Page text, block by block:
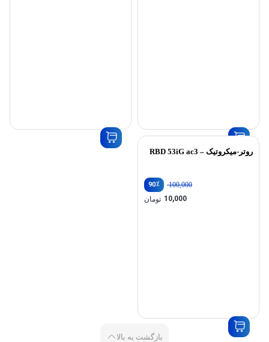
روتر-میکروتیک – RBD 53iG ac3
٪90 100,000
10,000 تومان
بازگشت به بالا